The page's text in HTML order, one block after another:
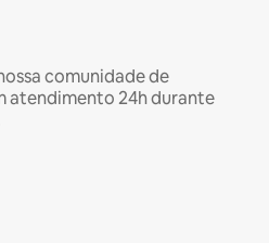
comunidade de
atendimento 24h durante